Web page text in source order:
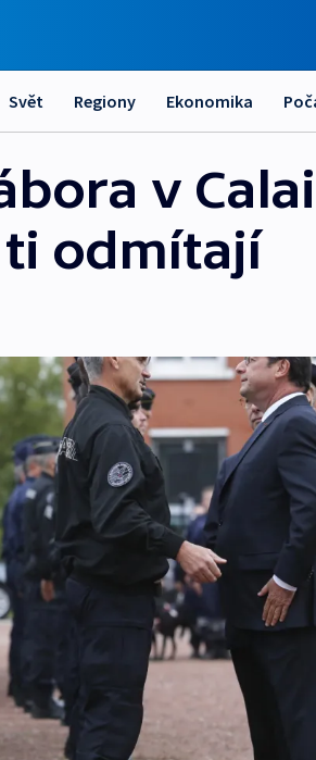
Svět Regiony Ekonomika
v
odmítají